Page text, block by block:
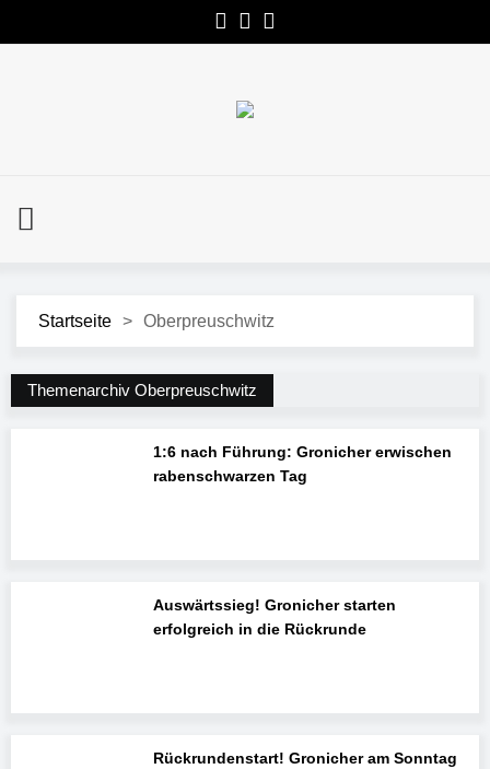
Startseite > Oberpreuschwitz
Themenarchiv Oberpreuschwitz
1:6 nach Führung: Gronicher erwischen
rabenschwarzen Tag
Auswärtssieg! Gronicher starten
erfolgreich in die Rückrunde
Rückrundenstart! Gronicher am Sonntag